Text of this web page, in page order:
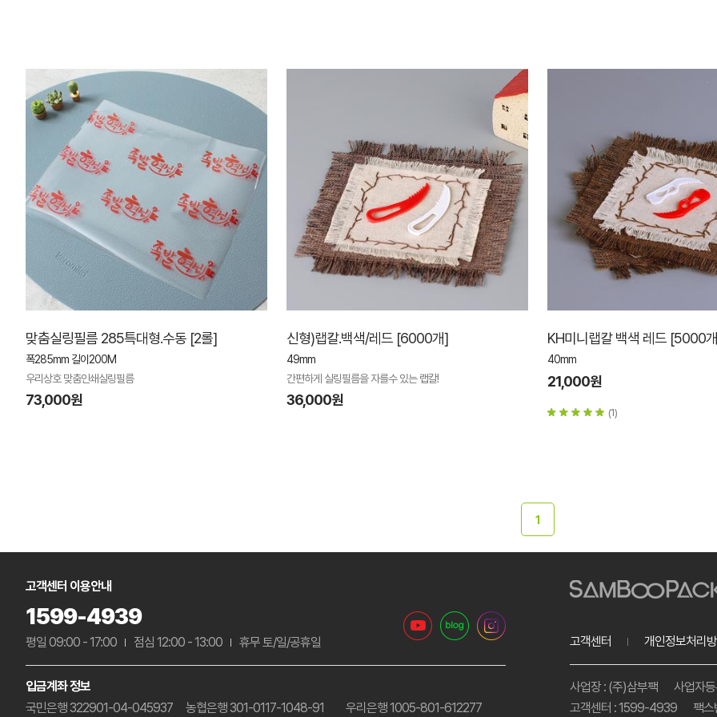
맞춤실링필름 285특대형.수동 [2롤]
폭285mm 길이200M
우리상호 맞춤인쇄실링필름
73,000원
신형)랩칼.백색/레드 [6000개]
49mm
간편하게 실링필름을 자를수 있는 랩칼!
36,000원
KH미니랩칼 백색 레드 [5000
40mm
21,000원
(1)
1
고객센터 이용안내
1599-4939
평일 09:00 - 17:00 점심 12:00 - 13:00 휴무 토/일/공휴일
입금계좌 정보
국민은행 322901-04-045937
농협은행 301-0117-1048-91 우리은행 1005-801-612277
고객센터 개인정보처리
사업장 : (주)삼부팩
사업자
고객센터 : 1599-4939
팩